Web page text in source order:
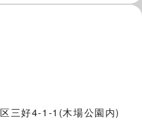
三好4-1-1(木場公園内)